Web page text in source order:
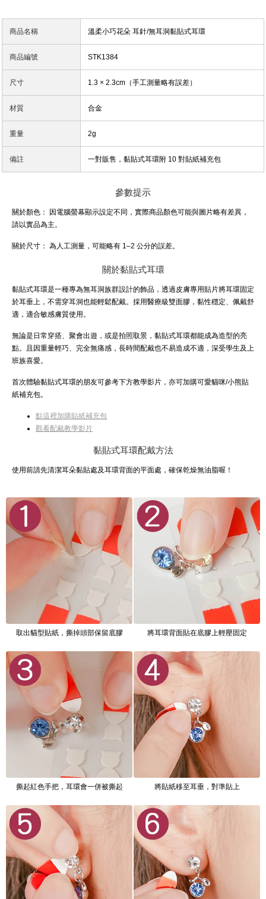
商品名稱 溫柔小巧花朵 耳針/無耳洞黏貼式耳環
商品編號 STK1384
尺寸 1.3 × 2.3cm（手工測量略有誤差）
材質 合金
重量 2g
備註 一對販售，黏貼式耳環附 10 對貼紙補充包
參數提示
關於顏色：
因電腦螢幕顯示設定不同，實際商品顏色可能與圖片略有差異，
請以實品為主。
關於尺寸： 為人工測量，可能略有 1–2 公分的誤差。
關於黏貼式耳環
黏貼式耳環是一種專為無耳洞族群設計的飾品，透過皮膚專用貼片將耳環固定
於耳垂上，不需穿耳洞也能輕鬆配戴。採用醫療級雙面膠，黏性穩定、佩戴舒
適，適合敏感膚質使用。
無論是日常穿搭、聚會出遊，或是拍照取景，黏貼式耳環都能成為造型的亮
點。且因重量輕巧、完全無痛感，長時間配戴也不易造成不適，深受學生及上
班族喜愛。
首次體驗黏貼式耳環的朋友可參考下方教學影片，亦可加購可愛貓咪/小熊貼
紙補充包。
點這裡加購貼紙補充包
觀看配戴教學影片
黏貼式耳環配戴方法
使用前請先清潔耳朵黏貼處及耳環背面的平面處，確保乾燥無油脂喔！
取出貓型貼紙，撕掉頭部保留底膠 將耳環背面貼在底膠上輕壓固定
撕起紅色手把，耳環會一併被撕起 將貼紙移至耳垂，對準貼上